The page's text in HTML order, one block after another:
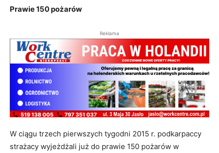
Prawie 150 pożarów
Reklama
W ciągu trzech pierwszych tygodni 2015 r. podkarpaccy
strażacy wyjeżdżali już do prawie 150 pożarów w